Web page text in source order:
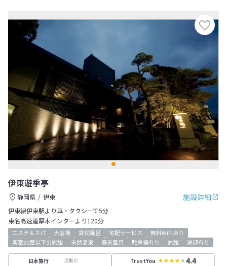
伊東遊季亭
施設詳細
静岡県
伊東
伊東線伊東駅より車・タクシーで5分
東名高速道厚木インターより120分
エステ＆スパ 大浴場 貸切風呂 宅配サービス
無料WiFiあり
客室30室以下の旅館
天然温泉 露天風呂 駐車場有り 旅館 送迎有り
日本旅行 収集中 TrustYou 4.4